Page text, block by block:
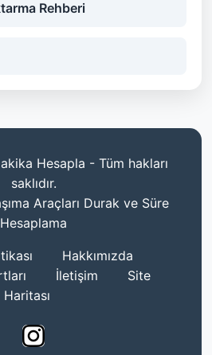
Rehberi
Hesapla - Tüm hakları
saklıdır.
Araçları Durak ve Süre
Hesaplama
Hakkımızda
İletişim
Site
Haritası